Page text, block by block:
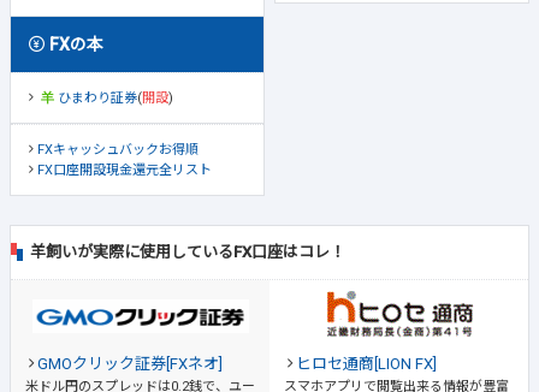
FXの本
ひまわり証券(開設)
FXキャッシュバックお得順
FX口座開設現金還元全リスト
羊飼いが実際に使用しているFX口座はコレ！
GMOクリック証券[FXネオ]
米ドル円のスプレッドは0.2銭で、ユー
ヒロセ通商[LION FX]
スマホアプリで閲覧出来る情報が豊富